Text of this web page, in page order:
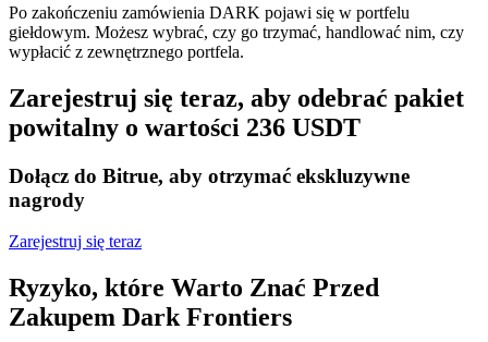
Afiliaci Bitrue
Aż do 65% prowizji!
Po zakończeniu zamówienia DARK pojawi się w portfelu
giełdowym. Możesz wybrać, czy go trzymać, handlować nim, czy
wypłacić z zewnętrznego portfela.
Zarejestruj się teraz, aby odebrać pakiet
powitalny o wartości 236 USDT
Dołącz do Bitrue, aby otrzymać ekskluzywne
nagrody
Zarejestruj się teraz
Ryzyko, które Warto Znać Przed
Zakupem Dark Frontiers